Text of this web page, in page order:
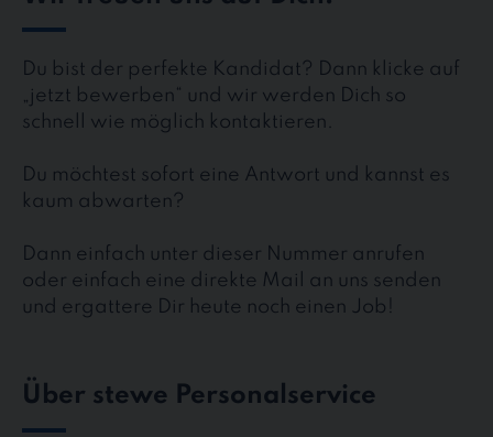
Du bist der perfekte Kandidat? Dann klicke auf
„jetzt bewerben“ und wir werden Dich so
schnell wie möglich kontaktieren.
Du möchtest sofort eine Antwort und kannst es
kaum abwarten?
Dann einfach unter dieser Nummer anrufen
oder einfach eine direkte Mail an uns senden
und ergattere Dir heute noch einen Job!
Über stewe Personalservice